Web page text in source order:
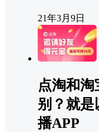
21年3月9日
点淘和
别？就是
播APP